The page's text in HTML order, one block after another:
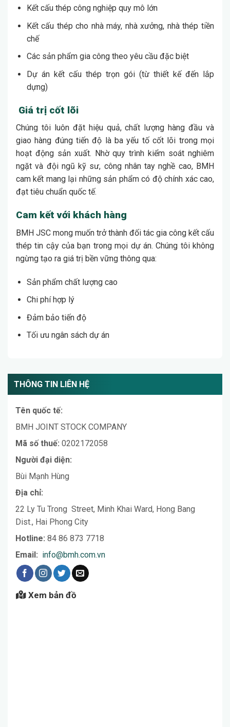
Kết cấu thép công nghiệp quy mô lớn
Kết cấu thép cho nhà máy, nhà xưởng, nhà thép tiền
chế
Các sản phẩm gia công theo yêu cầu đặc biệt
Dự án kết cấu thép trọn gói (từ thiết kế đến lắp
dựng)
Giá trị cốt lõi
Chúng tôi luôn đặt hiệu quả, chất lượng hàng đầu và
giao hàng đúng tiến độ là ba yếu tố cốt lõi trong mọi
hoạt động sản xuất. Nhờ quy trình kiểm soát nghiêm
ngặt và đội ngũ kỹ sư, công nhân tay nghề cao, BMH
cam kết mang lại những sản phẩm có độ chính xác cao,
đạt tiêu chuẩn quốc tế.
Cam kết với khách hàng
BMH JSC mong muốn trở thành đối tác gia công kết cấu
thép tin cậy của bạn trong mọi dự án. Chúng tôi không
ngừng tạo ra giá trị bền vững thông qua:
Sản phẩm chất lượng cao
Chi phí hợp lý
Đảm bảo tiến độ
Tối ưu ngân sách dự án
THÔNG TIN LIÊN HỆ
Tên quốc tế:
BMH JOINT STOCK COMPANY
Mã số thuế: 0202172058
Người đại diện:
Bùi Mạnh Hùng
Địa chỉ:
22 Ly Tu Trong Street, Minh Khai Ward, Hong Bang
Dist., Hai Phong City
Hotline: 84 86 873 7718
Email: info@bmh.com.vn
Xem bản đồ